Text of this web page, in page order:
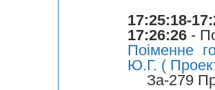
17:25:18-
17:26:26 -
Поіменне
Ю.Г. (
За-279